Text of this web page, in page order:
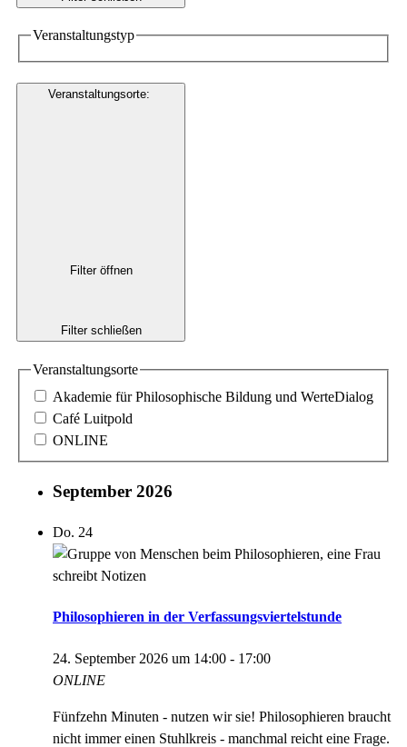
Veranstaltungstyp
Veranstaltungsorte:
Filter öffnen
Filter schließen
Veranstaltungsorte
Akademie für Philosophische Bildung und WerteDialog
Café Luitpold
ONLINE
September 2026
Do. 24
Philosophieren in der Verfassungsviertelstunde
24. September 2026 um 14:00 - 17:00
ONLINE
Fünfzehn Minuten - nutzen wir sie! Philosophieren braucht
nicht immer einen Stuhlkreis - manchmal reicht eine Frage.